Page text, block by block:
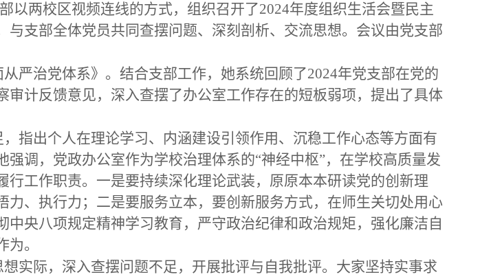
以两校区视频连线的方式，组织召开了2024年度组织生活会暨民主
支部全体党员共同查摆问题、深刻剖析、交流思想。会议由党支部
严治党体系》。结合支部工作，她系统回顾了2024年党支部在党的
计反馈意见，深入查摆了办公室工作存在的短板弱项，提出了具体
指出个人在理论学习、内涵建设引领作用、沉稳工作心态等方面有
调，党政办公室作为学校治理体系的“神经中枢”，在学校高质量发
工作职责。一是要持续深化理论武装，原原本本研读党的创新理
、执行力；二是要服务立本，要创新服务方式，在师生关切处用心
央八项规定精神学习教育，严守政治纪律和政治规矩，强化廉洁自
。
实际，深入查摆问题不足，开展批评与自我批评。大家坚持实事求